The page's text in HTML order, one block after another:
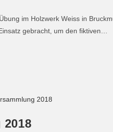
im Holzwerk Weiss in
gebracht, um den fiktiven…